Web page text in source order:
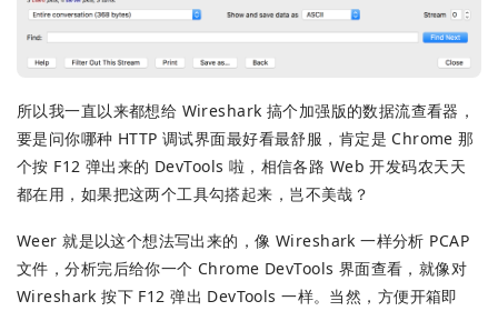
所以我一直以来都想给 Wireshark 搞个加强版的数据流查看器，
要是问你哪种 HTTP 调试界面最好看最舒服，肯定是 Chrome 那
个按 F12 弹出来的 DevTools 啦，相信各路 Web 开发码农天天
都在用，如果把这两个工具勾搭起来，岂不美哉？
Weer 就是以这个想法写出来的，像 Wireshark 一样分析 PCAP
文件，分析完后给你一个 Chrome DevTools 界面查看，就像对
Wireshark 按下 F12 弹出 DevTools 一样。当然，方便开箱即